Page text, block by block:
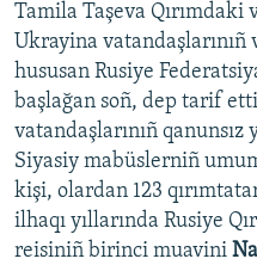
Tamila Taşeva Qırımdaki
Ukrayina
hususan Rusiye
başlağan soñ, dep tarif
vatandaşlarınıñ qanunsız
Siyasiy mabüslerniñ
kişi, olardan 123
ilhaqı yıllarında Rusiye
reisiniñ birinci muavini